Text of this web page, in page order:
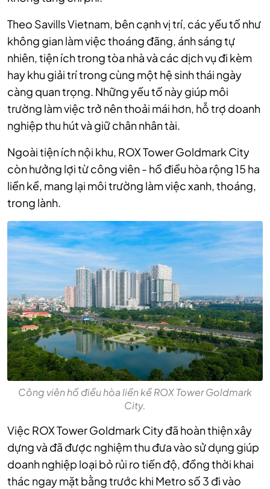
Theo Savills Vietnam, bên cạnh vị trí, các yếu tố như
không gian làm việc thoáng đãng, ánh sáng tự
nhiên, tiện ích trong tòa nhà và các dịch vụ đi kèm
hay khu giải trí trong cùng một hệ sinh thái ngày
càng quan trọng. Những yếu tố này giúp môi
trường làm việc trở nên thoải mái hơn, hỗ trợ doanh
nghiệp thu hút và giữ chân nhân tài.
Ngoài tiện ích nội khu, ROX Tower Goldmark City
còn hưởng lợi từ công viên - hồ điều hòa rộng 15 ha
liền kề, mang lại môi trường làm việc xanh, thoáng,
trong lành.
Công viên hồ điều hòa liền kề ROX Tower Goldmark
City.
Việc ROX Tower Goldmark City đã hoàn thiện xây
dựng và đã được nghiệm thu đưa vào sử dụng giúp
doanh nghiệp loại bỏ rủi ro tiến độ, đồng thời khai
thác ngay mặt bằng trước khi Metro số 3 đi vào